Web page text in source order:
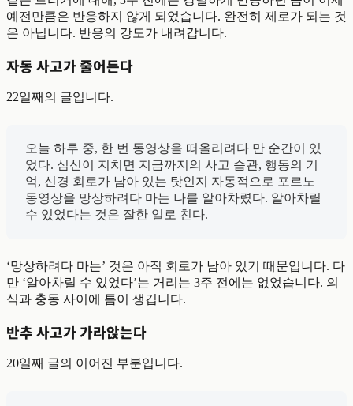
예전만큼은 반응하지 않게 되었습니다. 완전히 제로가 되는 것
은 아닙니다. 반응의 강도가 내려갑니다.
자동 사고가 줄어든다
22일째의 글입니다.
오늘 하루 중, 한 번 동영상을 떠올리려다 만 순간이 있
었다. 심신이 지치면 지금까지의 사고 습관, 행동의 기
억, 신경 회로가 남아 있는 탓인지 자동적으로 포르노
동영상을 망상하려다 마는 나를 알아차렸다. 알아차릴
수 있었다는 것은 잘한 일로 친다.
‘망상하려다 마는’ 것은 아직 회로가 남아 있기 때문입니다. 다
만 ‘알아차릴 수 있었다’는 거리는 3주 전에는 없었습니다. 의
식과 충동 사이에 틈이 생깁니다.
반추 사고가 가라앉는다
20일째 글의 이어진 부분입니다.